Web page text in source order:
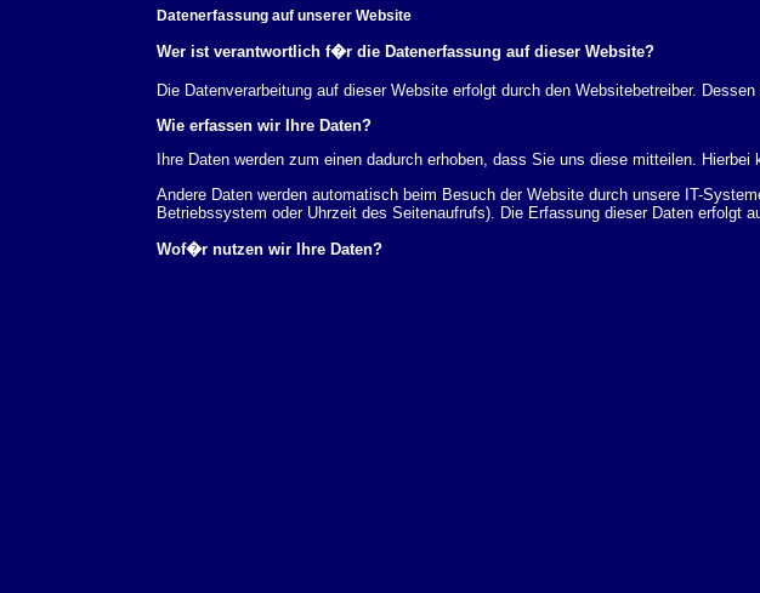
Datenerfassung auf unserer Website
Wer ist verantwortlich f�r die Datenerfassung auf dieser Website?
Die Datenverarbeitung auf dieser Website erfolgt durch den Websitebetreiber.
Wie erfassen wir Ihre Daten?
Ihre Daten werden zum einen dadurch erhoben, dass Sie uns diese mitteilen.
Andere Daten werden automatisch beim Besuch der Website durch unsere IT-
Betriebssystem oder Uhrzeit des Seitenaufrufs). Die Erfassung dieser Daten erfolgt
Wof�r nutzen wir Ihre Daten?